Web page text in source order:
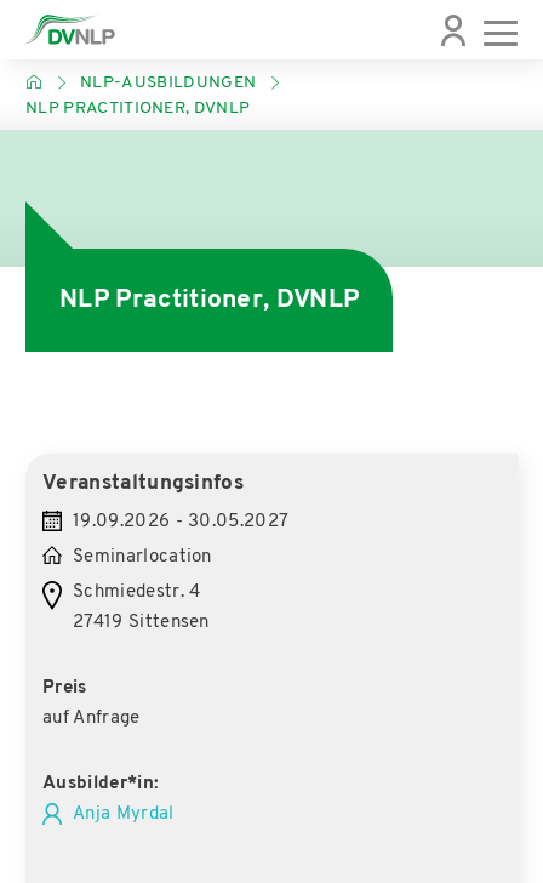
NLP-AUSBILDUNGEN
NLP PRACTITIONER, DVNLP
NLP Practitioner, DVNLP
Veranstaltungsinfos
19.09.2026 - 30.05.2027
Seminarlocation
Schmiedestr. 4
27419 Sittensen
Preis
auf Anfrage
Ausbilder*in:
Anja Myrdal